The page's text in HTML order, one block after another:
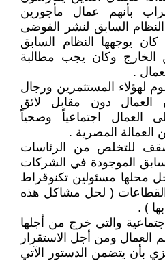
بأنهم عمال مأجورين
السابق لنشر الفوضى
كان يوجهها النظام السابق
الخارج وكان يجب مطالبة
.
لهؤلاء المستثمرين ورجال
العمال دون مقابل لائق
العمال اجتماعياً وصحياً
العمالة المصرية .
للتخلص من الرئاسات
الموجودة في الشركات
محلها مسئولين تكنوقراط
( لحل مشاكل هذه
) .
والتي خرج من أجلها
ومن أجل الاستقرار
بأن يتضمن الدستور الآتي